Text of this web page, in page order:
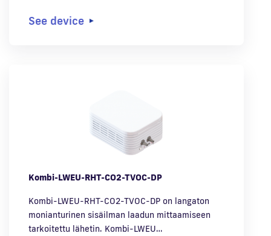
See device
Kombi-LWEU-RHT-CO2-TVOC-DP
Kombi-LWEU-RHT-CO2-TVOC-DP on langaton
monianturinen sisäilman laadun mittaamiseen
tarkoitettu lähetin. Kombi-LWEU…